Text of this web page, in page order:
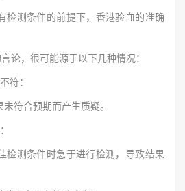
测条件的前提下，香港验血的准确
，很可能源于以下几种情况：
符：
符合预期而产生质疑。
测条件时急于进行检测，导致结果